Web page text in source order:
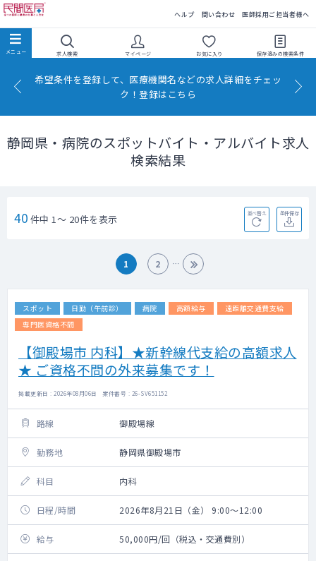
ヘルプ 問い合わせ 医師採用ご担当者様へ
求人検索 マイページ お気に入り 保存済みの検索条件
希望条件を登録して、医療機関名などの求人詳細をチェッ
ク！登録はこちら
静岡県・病院のスポットバイト・アルバイト求人
検索結果
40 件中 1～ 20件を表示 並べ替え 条件保存
1 2
スポット 日勤（午前診） 病院 高額給与
遠距離交通費支給
専門医資格不問
【御殿場市 内科】★新幹線代支給の高額求人
★ ご資格不問の外来募集です！
掲載更新日 : 2026年08月06日 案件番号 : 26-SV651152
路線 御殿場線
勤務地 静岡県御殿場市
科目 内科
日程/時間 2026年8月21日（金） 9:00～12:00
給与 50,000円/回（税込・交通費別）